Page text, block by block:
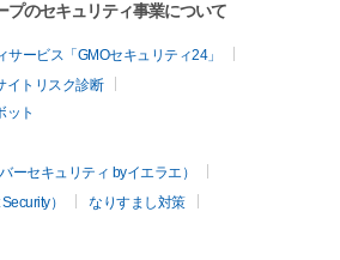
プのセキュリティ事業について
ービス「GMOセキュリティ24」
イトリスク診断
ット
ーセキュリティ byイエラエ）
）
なりすまし対策